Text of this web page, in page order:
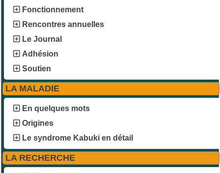
Fonctionnement
Rencontres annuelles
Le Journal
Adhésion
Soutien
LA MALADIE
En quelques mots
Origines
Le syndrome Kabuki en détail
LA RECHERCHE